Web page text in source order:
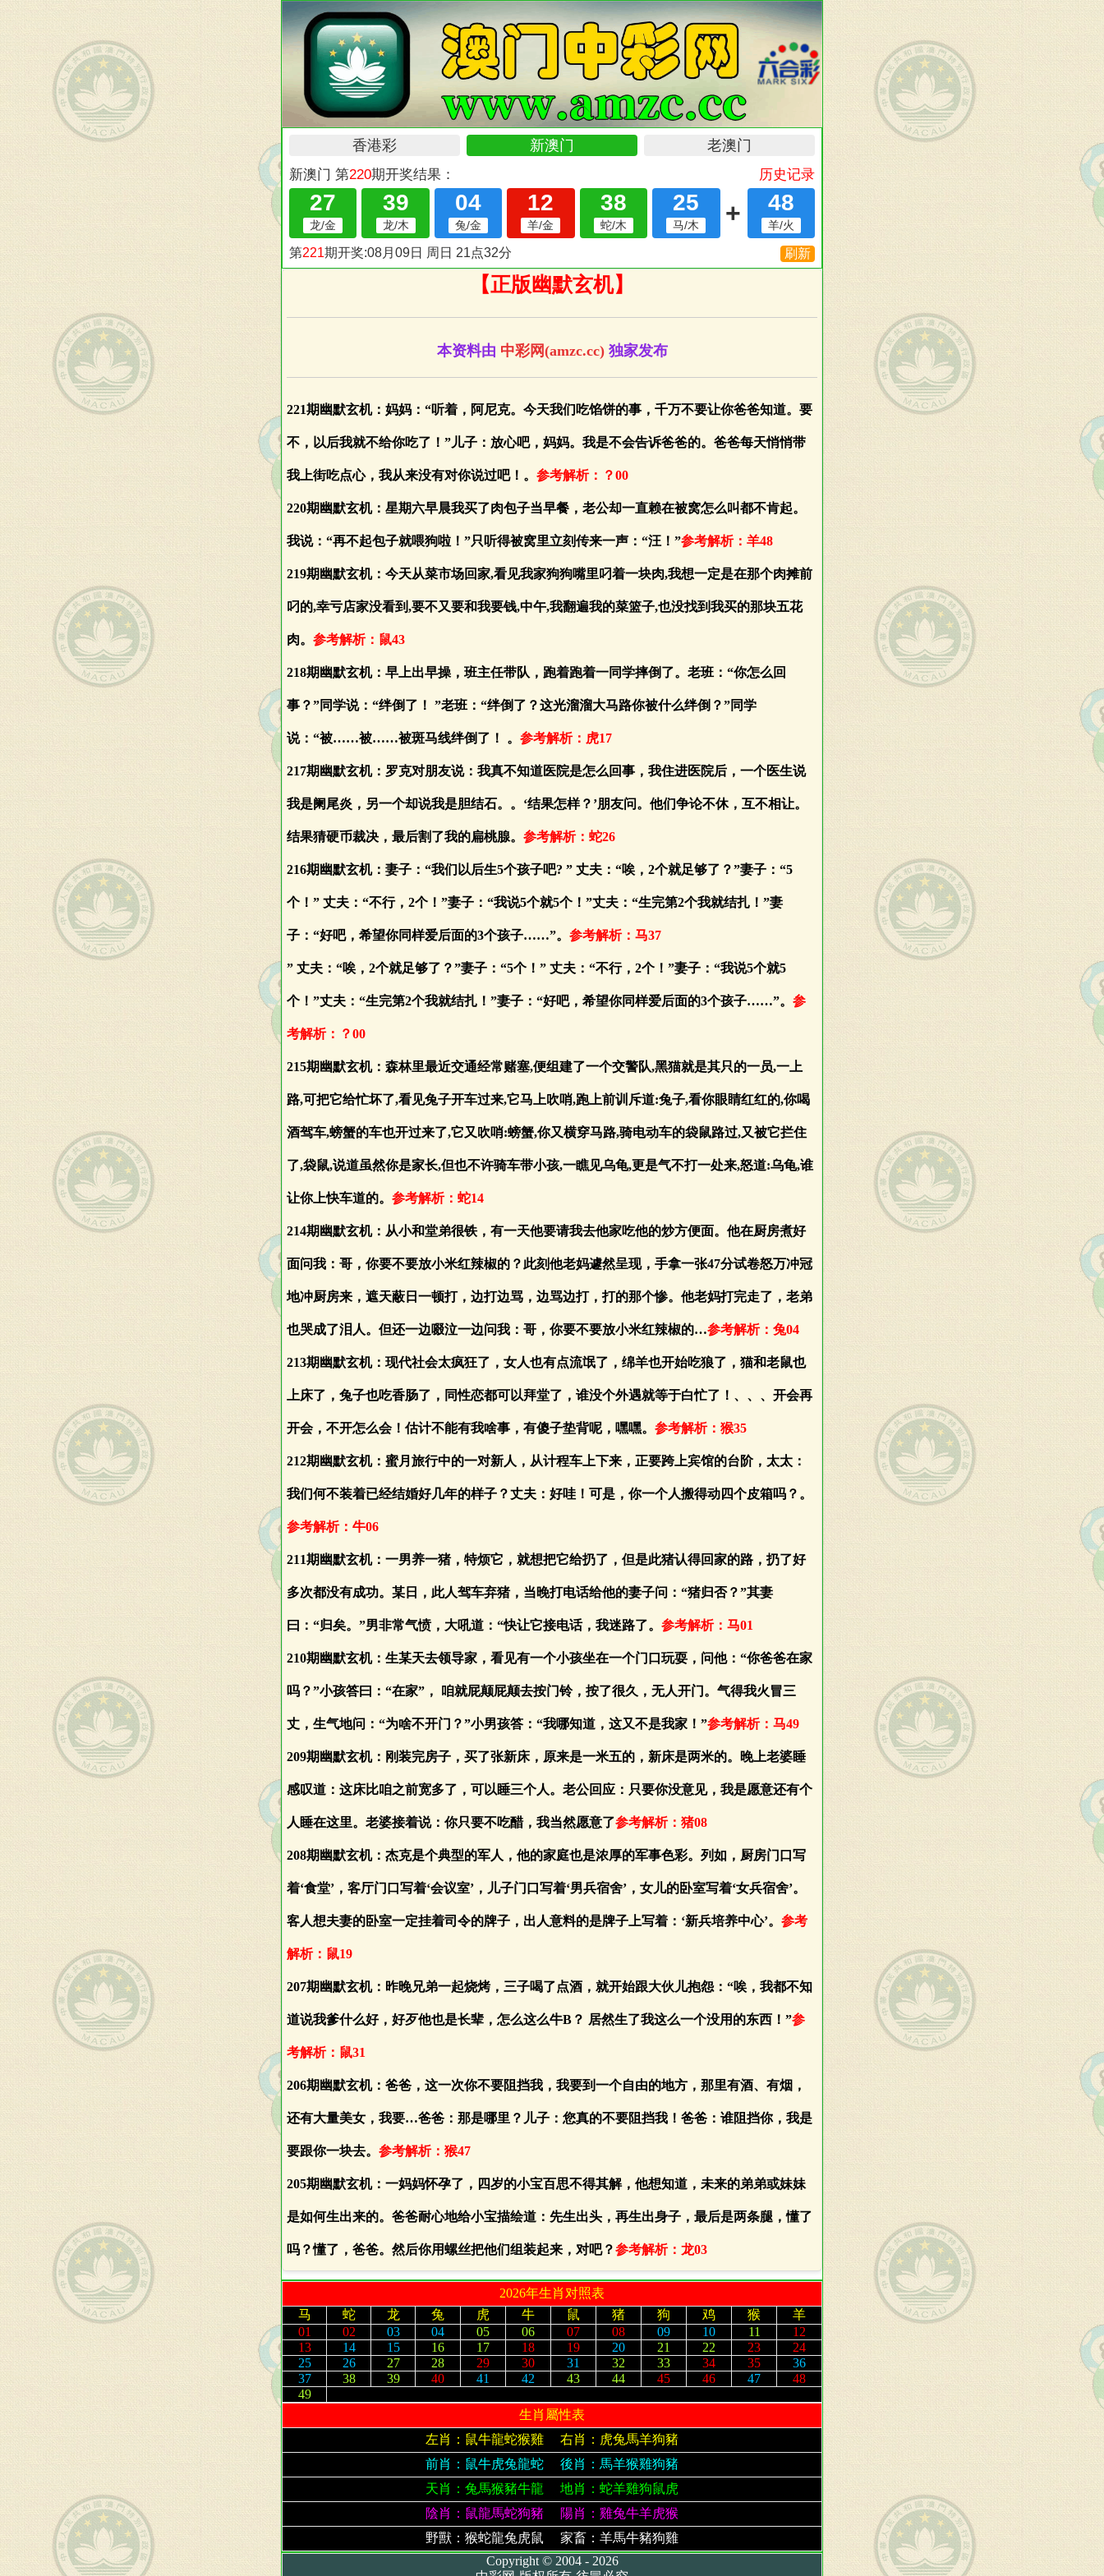
【正版幽默玄机】
本资料由 中彩网(amzc.cc)独家发布
221期幽默玄机：妈妈：“听着，阿尼克。今天我们吃馅饼的事，千万不要让你爸爸知道。要
不，以后我就不给你吃了！”儿子：放心吧，妈妈。我是不会告诉爸爸的。爸爸每天悄悄带
我上街吃点心，我从来没有对你说过吧！。 参考解析：？00
220期幽默玄机：星期六早晨我买了肉包子当早餐，老公却一直赖在被窝怎么叫都不肯起。
我说：“再不起包子就喂狗啦！”只听得被窝里立刻传来一声：“汪！”参考解析：羊48
219期幽默玄机：今天从菜市场回家,看见我家狗狗嘴里叼着一块肉,我想一定是在那个肉摊前
叼的,幸亏店家没看到,要不又要和我要钱,中午,我翻遍我的菜篮子,也没找到我买的那块五花
肉。 参考解析：鼠43
218期幽默玄机：早上出早操，班主任带队，跑着跑着一同学摔倒了。老班：“你怎么回
事？”同学说：“绊倒了！ ”老班：“绊倒了？这光溜溜大马路你被什么绊倒？”同学
说：“被……被……被斑马线绊倒了！ 。 参考解析：虎17
217期幽默玄机：罗克对朋友说：我真不知道医院是怎么回事，我住进医院后，一个医生说
我是阑尾炎，另一个却说我是胆结石。。‘结果怎样？’朋友问。他们争论不休，互不相让。
结果猜硬币裁决，最后割了我的扁桃腺。 参考解析：蛇26
216期幽默玄机：妻子：“我们以后生5个孩子吧? ” 丈夫：“唉，2个就足够了？”妻子：“5
个！” 丈夫：“不行，2个！”妻子：“我说5个就5个！”丈夫：“生完第2个我就结扎！”妻
子：“好吧，希望你同样爱后面的3个孩子……”。 参考解析：马37
” 丈夫：“唉，2个就足够了？”妻子：“5个！” 丈夫：“不行，2个！”妻子：“我说5个就5
个！”丈夫：“生完第2个我就结扎！”妻子：“好吧，希望你同样爱后面的3个孩子……”。 参
考解析：？00
215期幽默玄机：森林里最近交通经常赌塞,便组建了一个交警队,黑猫就是其只的一员,一上
路,可把它给忙坏了,看见兔子开车过来,它马上吹哨,跑上前训斥道:兔子,看你眼睛红红的,你喝
酒驾车,螃蟹的车也开过来了,它又吹哨:螃蟹,你又横穿马路,骑电动车的袋鼠路过,又被它拦住
了,袋鼠,说道虽然你是家长,但也不许骑车带小孩,一瞧见乌龟,更是气不打一处来,怒道:乌龟,谁
让你上快车道的。 参考解析：蛇14
214期幽默玄机：从小和堂弟很铁，有一天他要请我去他家吃他的炒方便面。他在厨房煮好
面问我：哥，你要不要放小米红辣椒的？此刻他老妈遽然呈现，手拿一张47分试卷怒万冲冠
地冲厨房来，遮天蔽日一顿打，边打边骂，边骂边打，打的那个惨。他老妈打完走了，老弟
也哭成了泪人。但还一边啜泣一边问我：哥，你要不要放小米红辣椒的…参考解析：兔04
213期幽默玄机：现代社会太疯狂了，女人也有点流氓了，绵羊也开始吃狼了，猫和老鼠也
上床了，兔子也吃香肠了，同性恋都可以拜堂了，谁没个外遇就等于白忙了！、、、开会再
开会，不开怎么会！估计不能有我啥事，有傻子垫背呢，嘿嘿。 参考解析：猴35
212期幽默玄机：蜜月旅行中的一对新人，从计程车上下来，正要跨上宾馆的台阶，太太：
我们何不装着已经结婚好几年的样子？丈夫：好哇！可是，你一个人搬得动四个皮箱吗？。
参考解析：牛06
211期幽默玄机：一男养一猪，特烦它，就想把它给扔了，但是此猪认得回家的路，扔了好
多次都没有成功。某日，此人驾车弃猪，当晚打电话给他的妻子问：“猪归否？”其妻
曰：“归矣。”男非常气愤，大吼道：“快让它接电话，我迷路了。 参考解析：马01
210期幽默玄机：生某天去领导家，看见有一个小孩坐在一个门口玩耍，问他：“你爸爸在家
吗？”小孩答曰：“在家”， 咱就屁颠屁颠去按门铃，按了很久，无人开门。气得我火冒三
丈，生气地问：“为啥不开门？”小男孩答：“我哪知道，这又不是我家！”参考解析：马49
209期幽默玄机：刚装完房子，买了张新床，原来是一米五的，新床是两米的。晚上老婆睡
感叹道：这床比咱之前宽多了，可以睡三个人。老公回应：只要你没意见，我是愿意还有个
人睡在这里。老婆接着说：你只要不吃醋，我当然愿意了参考解析：猪08
208期幽默玄机：杰克是个典型的军人，他的家庭也是浓厚的军事色彩。列如，厨房门口写
着‘食堂’，客厅门口写着‘会议室’，儿子门口写着‘男兵宿舍’，女儿的卧室写着‘女兵宿舍’。
客人想夫妻的卧室一定挂着司令的牌子，出人意料的是牌子上写着：‘新兵培养中心’。 参考
解析：鼠19
207期幽默玄机：昨晚兄弟一起烧烤，三子喝了点酒，就开始跟大伙儿抱怨：“唉，我都不知
道说我爹什么好，好歹他也是长辈，怎么这么牛B？ 居然生了我这么一个没用的东西！”参
考解析：鼠31
206期幽默玄机：爸爸，这一次你不要阻挡我，我要到一个自由的地方，那里有酒、有烟，
还有大量美女，我要…爸爸：那是哪里？儿子：您真的不要阻挡我！爸爸：谁阻挡你，我是
要跟你一块去。 参考解析：猴47
205期幽默玄机：一妈妈怀孕了，四岁的小宝百思不得其解，他想知道，未来的弟弟或妹妹
是如何生出来的。爸爸耐心地给小宝描绘道：先生出头，再生出身子，最后是两条腿，懂了
吗？懂了，爸爸。然后你用螺丝把他们组装起来，对吧？参考解析：龙03
2026年生肖对照表
马
蛇 龙 兔 虎 牛 鼠 猪 狗 鸡 猴
羊
01
02 03 04 05 06 07 08 09 10 11
12
13
14 15 16 17 18 19 20 21 22 23
24
25
26 27 28 29 30 31 32 33 34 35
36
37
38 39 40 41 42 43 44 45 46 47
48
49
生肖屬性表
左肖：鼠牛龍蛇猴雞 右肖：虎兔馬羊狗豬
前肖：鼠牛虎兔龍蛇 後肖：馬羊猴雞狗豬
天肖：兔馬猴豬牛龍 地肖：蛇羊雞狗鼠虎
陰肖：鼠龍馬蛇狗豬 陽肖：雞兔牛羊虎猴
野獸：猴蛇龍兔虎鼠 家畜：羊馬牛豬狗雞
Copyright © 2004 - 2026